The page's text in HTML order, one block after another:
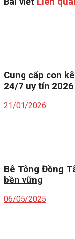
Cung cấp con
24/7 uy tín 2026
21/01/2026
Bê Tông Đồng
bền vững
06/05/2025